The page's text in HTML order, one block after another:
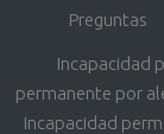
Preguntas
Incapacidad
permanente por
Incapacidad